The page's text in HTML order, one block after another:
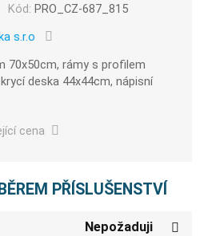
Kód: PRO_CZ-687_815
s.r.o
70x50cm, rámy s profilem
deska 44x44cm, nápisní
cena
PŘÍSLUŠENSTVÍ
Nepožaduji